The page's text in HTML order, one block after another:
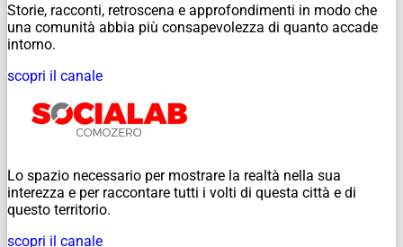
Storie, racconti, retroscena e approfondimenti in modo che
una comunità abbia più consapevolezza di quanto accade
intorno.
scopri il canale
Lo spazio necessario per mostrare la realtà nella sua
interezza e per raccontare tutti i volti di questa città e di
questo territorio.
scopri il canale